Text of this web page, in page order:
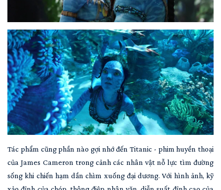
Tác phẩm cũng phần nào gợi nhớ đến Titanic - phim huyền thoại
của James Cameron trong cảnh các nhân vật nỗ lực tìm đường
sống khi chiến hạm dần chìm xuống đại dương. Với hình ảnh, kỹ